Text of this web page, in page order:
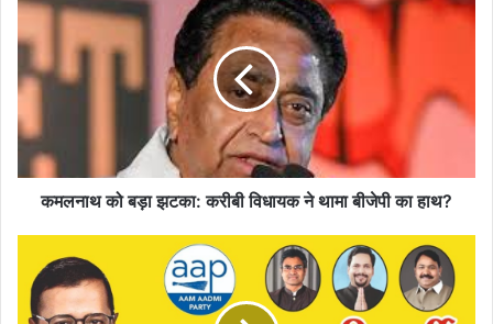
को
बड़ा
करीबी
ने
थामा
बीजेपी
कमलनाथ को बड़ा झटका: करीबी विधायक ने थामा बीजेपी का हाथ?
आदमी
पार्टी
का